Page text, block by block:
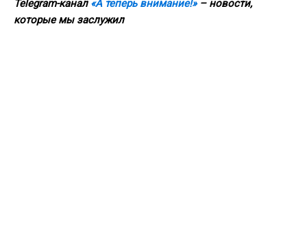
Telegram-канал «А теперь внимание!»– новости,
которые мы заслужил